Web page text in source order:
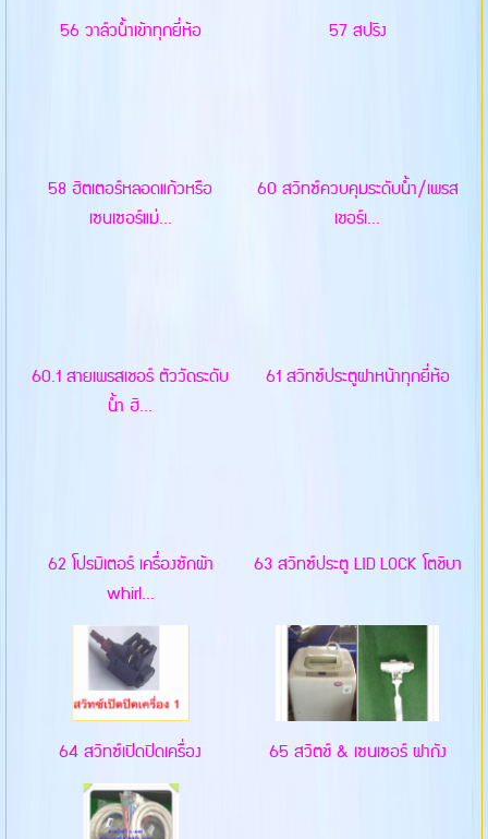
56 วาล์วน้ำเข้าทุกยี่ห้อ 57 สปริง
58 ฮิตเตอร์หลอดแก้วหรือ
เซนเซอร์แม่...
60 สวิทซ์ควบคุมระดับน้ำ/เพรส
เชอร์เ...
60.1 สายเพรสเชอร์ ตัววัดระดับ
น้ำ ฮิ...
61 สวิทซ์ประตูฝาหน้าทุกยี่ห้อ
62 โปรมิเตอร์ เครื่องซักผ้า
whirl...
63 สวิทซ์ประตู LID LOCK โตชิบา
64 สวิทซ์เปิดปิดเครื่อง 65 สวิตช์ & เซนเซอร์ ฝาถัง